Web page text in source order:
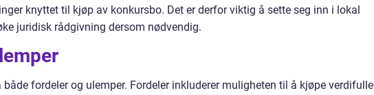
knyttet til kjøp av konkursbo. Det er derfor viktig å sette seg inn i lokal
juridisk rådgivning dersom nødvendig.
fordeler og ulemper. Fordeler inkluderer muligheten til å kjøpe verdifulle